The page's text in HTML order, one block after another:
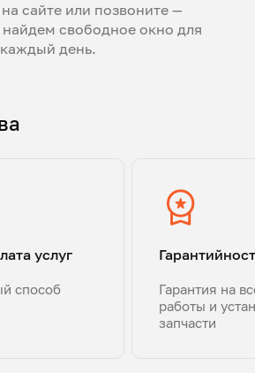
сайте или позвоните —
свободное окно для
день.
услуг
способ
Гарантия на
работы и
запчасти